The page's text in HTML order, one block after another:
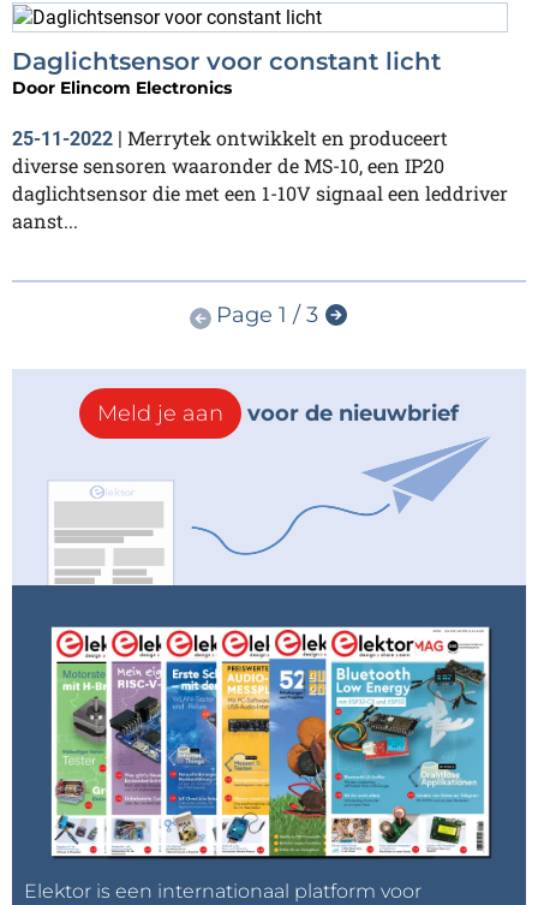
Daglichtsensor voor constant licht
Door Elincom Electronics
25-11-2022 | Merrytek ontwikkelt en produceert
diverse sensoren waaronder de MS-10, een IP20
daglichtsensor die met een 1-10V signaal een leddriver
aanst...
Page 1 / 3
Meld je aan voor de nieuwbrief
Elektor is een internationaal platform voor